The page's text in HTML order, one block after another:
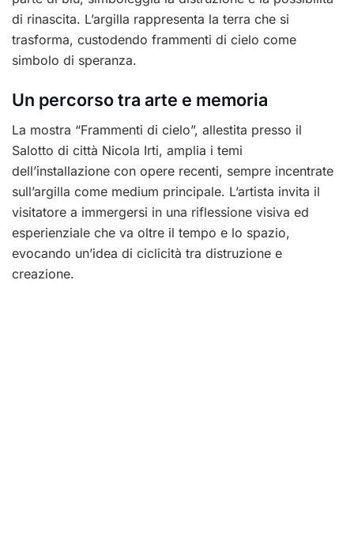
di rinascita. L’argilla rappresenta la terra che si
trasforma, custodendo frammenti di cielo come
simbolo di speranza.
Un percorso tra arte e memoria
La mostra “Frammenti di cielo”, allestita presso il
Salotto di città Nicola Irti, amplia i temi
dell’installazione con opere recenti, sempre incentrate
sull’argilla come medium principale. L’artista invita il
visitatore a immergersi in una riflessione visiva ed
esperienziale che va oltre il tempo e lo spazio,
evocando un’idea di ciclicità tra distruzione e
creazione.